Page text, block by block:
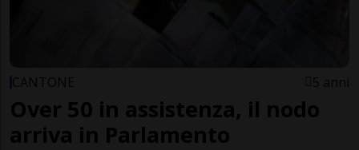
CANTONE 5 anni
Over 50 in assistenza, il nodo
arriva in Parlamento